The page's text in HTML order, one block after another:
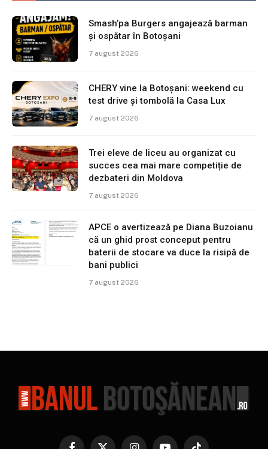
Smash’pa Burgers angajează barman
și ospătar în Botoșani
7 august 2026
CHERY vine la Botoșani: weekend cu
test drive și tombolă la Casa Lux
7 august 2026
Trei eleve de liceu au organizat cu
succes cea mai mare competiție de
dezbateri din Moldova
7 august 2026
APCE o avertizează pe Diana Buzoianu
că un ghid prost conceput pentru
baterii de stocare va duce la risipă de
bani publici
7 august 2026